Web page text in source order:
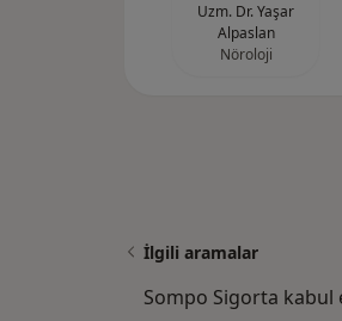
Uzm. Dr. Yaşar
Alpaslan
Nöroloji
İlgili aramalar
Sompo Sigorta